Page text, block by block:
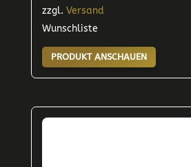
zzgl. Versand
Wunschliste
PRODUKT ANSCHAUEN